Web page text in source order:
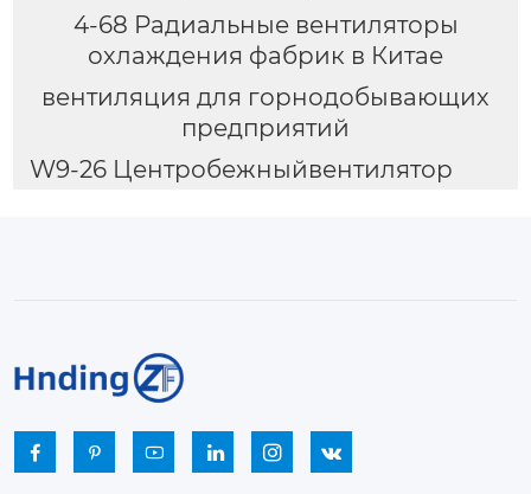
4-68 Радиальные вентиляторы
охлаждения фабрик в Китае
вентиляция для горнодобывающих
предприятий
W9-26 Центробежныйвентилятор
     